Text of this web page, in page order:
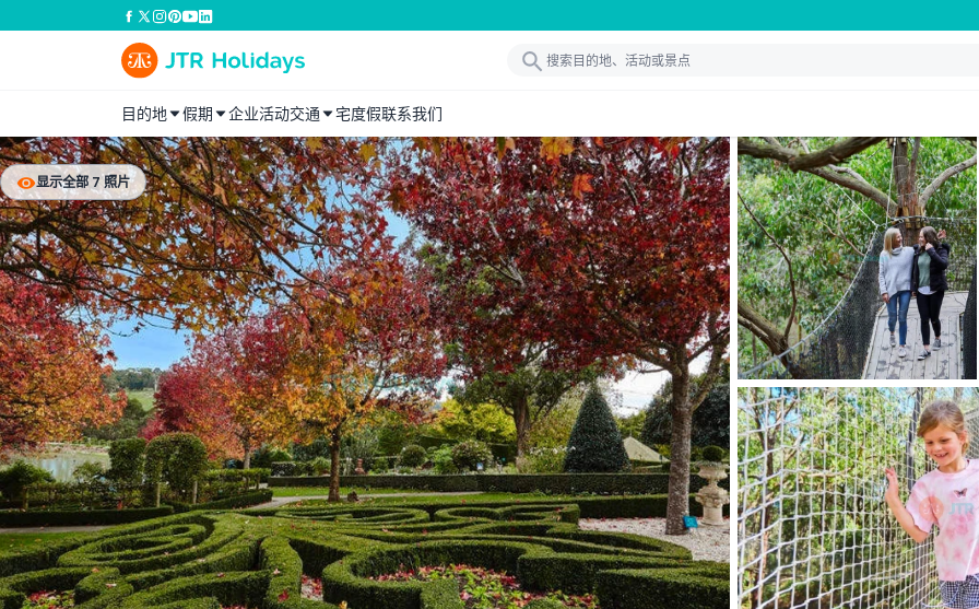
目的地 假期 企业活动交通 宅度假联系我们
显示全部 7 照片